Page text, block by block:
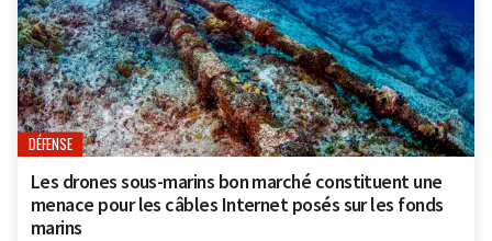
DÉFENSE
Les drones sous-marins bon marché constituent une
menace pour les câbles Internet posés sur les fonds
marins